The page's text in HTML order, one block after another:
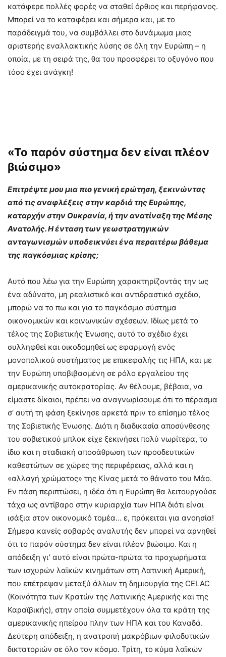
κατάφερε πολλές φορές να σταθεί όρθιος και περήφανος.
Μπορεί να το καταφέρει και σήμερα και, με το
παράδειγμά του, να συμβάλλει στο δυνάμωμα μιας
αριστερής εναλλακτικής λύσης σε όλη την Ευρώπη – η
οποία, με τη σειρά της, θα του προσφέρει το οξυγόνο που
τόσο έχει ανάγκη!
«Το παρόν σύστημα δεν είναι πλέον
βιώσιμο»
Επιτρέψτε μου μια πιο γενική ερώτηση, ξεκινώντας
από τις αναφλέξεις στην καρδιά της Ευρώπης,
καταρχήν στην Ουκρανία, ή την ανατίναξη της Μέσης
Ανατολής. Η ένταση των γεωστρατηγικών
ανταγωνισμών υποδεικνύει ένα περαιτέρω βάθεμα
της παγκόσμιας κρίσης;
Αυτό που λέω για την Ευρώπη χαρακτηρίζοντάς την ως
ένα αδύνατο, μη ρεαλιστικό και αντιδραστικό σχέδιο,
μπορώ να το πω και για το παγκόσμιο σύστημα
οικονομικών και κοινωνικών σχέσεων. Ιδίως μετά το
τέλος της Σοβιετικής Ένωσης, αυτό το σχέδιο έχει
συλληφθεί και οικοδομηθεί ως εφαρμογή ενός
μονοπολικού συστήματος με επικεφαλής τις ΗΠΑ, και με
την Ευρώπη υποβιβασμένη σε ρόλο εργαλείου της
αμερικανικής αυτοκρατορίας. Αν θέλουμε, βέβαια, να
είμαστε δίκαιοι, πρέπει να αναγνωρίσουμε ότι το πέρασμα
σ’ αυτή τη φάση ξεκίνησε αρκετά πριν το επίσημο τέλος
της Σοβιετικής Ένωσης. Διότι η διαδικασία αποσύνθεσης
του σοβιετικού μπλοκ είχε ξεκινήσει πολύ νωρίτερα, το
ίδιο και η σταδιακή αποσάθρωση των προοδευτικών
καθεστώτων σε χώρες της περιφέρειας, αλλά και η
«αλλαγή χρώματος» της Κίνας μετά το θάνατο του Μάο.
Εν πάση περιπτώσει, η ιδέα ότι η Ευρώπη θα λειτουργούσε
τάχα ως αντίβαρο στην κυριαρχία των ΗΠΑ διότι είναι
ισάξια στον οικονομικό τομέα… ε, πρόκειται για ανοησία!
Σήμερα κανείς σοβαρός αναλυτής δεν μπορεί να αρνηθεί
ότι το παρόν σύστημα δεν είναι πλέον βιώσιμο. Και η
απόδειξη γι’ αυτό είναι πρώτα-πρώτα τα προχωρήματα
των ισχυρών λαϊκών κινημάτων στη Λατινική Αμερική,
που επέτρεψαν μεταξύ άλλων τη δημιουργία της CELAC
(Κοινότητα των Κρατών της Λατινικής Αμερικής και της
Καραϊβικής), στην οποία συμμετέχουν όλα τα κράτη της
αμερικανικής ηπείρου πλην των ΗΠΑ και του Καναδά.
Δεύτερη απόδειξη, η ανατροπή μακρόβιων φιλοδυτικών
δικτατοριών σε όλο τον κόσμο. Τρίτη, το κύμα λαϊκών